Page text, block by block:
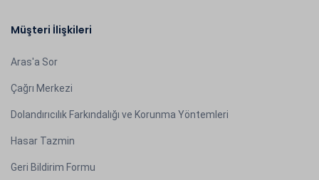
Müşteri İlişkileri
Aras'a Sor
Çağrı Merkezi
Dolandırıcılık Farkındalığı ve Korunma Yöntemleri
Hasar Tazmin
Geri Bildirim Formu